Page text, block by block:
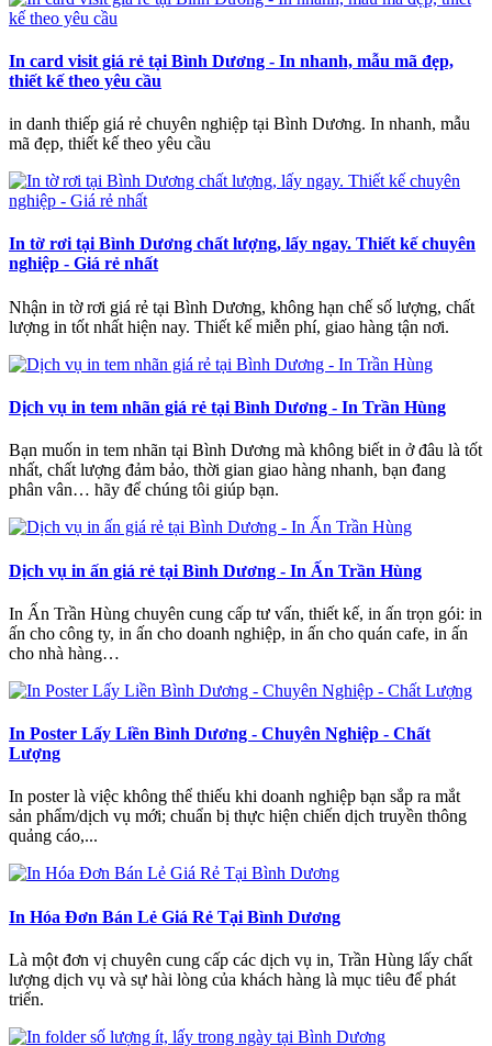
In card visit giá rẻ tại Bình Dương - In nhanh, mẫu mã đẹp,
thiết kế theo yêu cầu
in danh thiếp giá rẻ chuyên nghiệp tại Bình Dương. In nhanh, mẫu
mã đẹp, thiết kế theo yêu cầu
In tờ rơi tại Bình Dương chất lượng, lấy ngay. Thiết kế chuyên
nghiệp - Giá rẻ nhất
Nhận in tờ rơi giá rẻ tại Bình Dương, không hạn chế số lượng, chất
lượng in tốt nhất hiện nay. Thiết kế miễn phí, giao hàng tận nơi.
Dịch vụ in tem nhãn giá rẻ tại Bình Dương - In Trần Hùng
Bạn muốn in tem nhãn tại Bình Dương mà không biết in ở đâu là tốt
nhất, chất lượng đảm bảo, thời gian giao hàng nhanh, bạn đang
phân vân… hãy để chúng tôi giúp bạn.
Dịch vụ in ấn giá rẻ tại Bình Dương - In Ấn Trần Hùng
In Ấn Trần Hùng chuyên cung cấp tư vấn, thiết kế, in ấn trọn gói: in
ấn cho công ty, in ấn cho doanh nghiệp, in ấn cho quán cafe, in ấn
cho nhà hàng…
In Poster Lấy Liền Bình Dương - Chuyên Nghiệp - Chất
Lượng
In poster là việc không thể thiếu khi doanh nghiệp bạn sắp ra mắt
sản phẩm/dịch vụ mới; chuẩn bị thực hiện chiến dịch truyền thông
quảng cáo,...
In Hóa Đơn Bán Lẻ Giá Rẻ Tại Bình Dương
Là một đơn vị chuyên cung cấp các dịch vụ in, Trần Hùng lấy chất
lượng dịch vụ và sự hài lòng của khách hàng là mục tiêu để phát
triển.